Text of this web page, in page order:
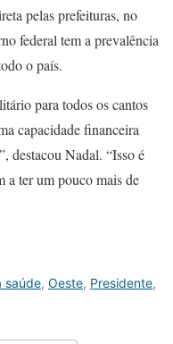
pelas prefeituras, no
federal tem a prevalência
o país.
para todos os cantos
capacidade financeira
destacou Nadal. “Isso é
a ter um pouco mais de
saúde, Oeste, Presidente,